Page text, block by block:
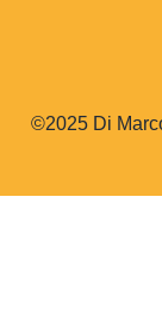
©2025 Di